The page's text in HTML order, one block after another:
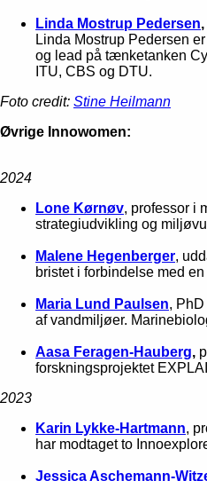
Linda Mostrup Pedersen
Linda Mostrup Pedersen
og lead på tænketanken
ITU, CBS og DTU.
Foto credit: Stine Heilmann
Øvrige Innowomen:
2024
Lone Kørnøv, professor i
strategiudvikling og
Malene Hegenberger,
bristet i forbindelse med
Maria Lund Paulsen,
af vandmiljøer.
Aasa Feragen-Hauberg,
forskningsprojektet
2023
Karin Lykke-Hartmann,
har modtaget to
Jessica Aschemann-